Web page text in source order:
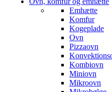
Emhætte
Komfur
Kogeplade
Ovn
Pizzaovn
Kombiovn
Miniovn
Mikroovn